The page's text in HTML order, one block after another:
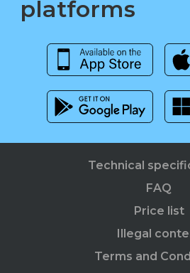
platforms
Technical
FAQ
Price list
Illegal
Terms and